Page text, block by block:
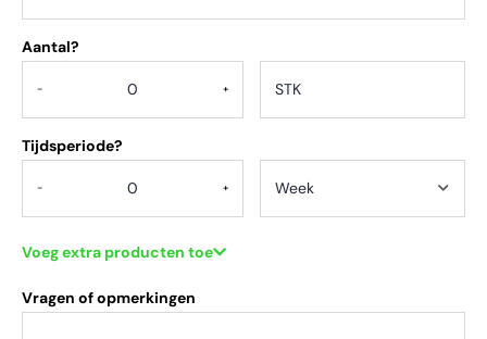
Aantal?
- +
Tijdsperiode?
- +
Voeg extra producten toe
Vragen of opmerkingen